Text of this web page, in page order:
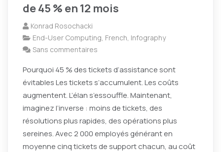
de 45 % en 12 mois
Konrad Rosochacki
End-User Computing, French, Infography
Sans commentaires
Pourquoi 45 % des tickets d’assistance sont
évitables Les tickets s’accumulent. Les coûts
augmentent. L’élan s’essouffle. Maintenant,
imaginez l’inverse : moins de tickets, des
résolutions plus rapides, des opérations plus
sereines. Avec 2 000 employés générant en
moyenne cinq tickets de support chacun, au coût